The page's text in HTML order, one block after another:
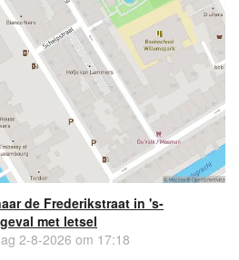
de Frederikstraat in 's-
met letsel
2-8-2026 om 17:18